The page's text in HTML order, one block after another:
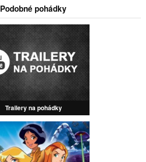
Podobné pohádky
Trailery na pohádky